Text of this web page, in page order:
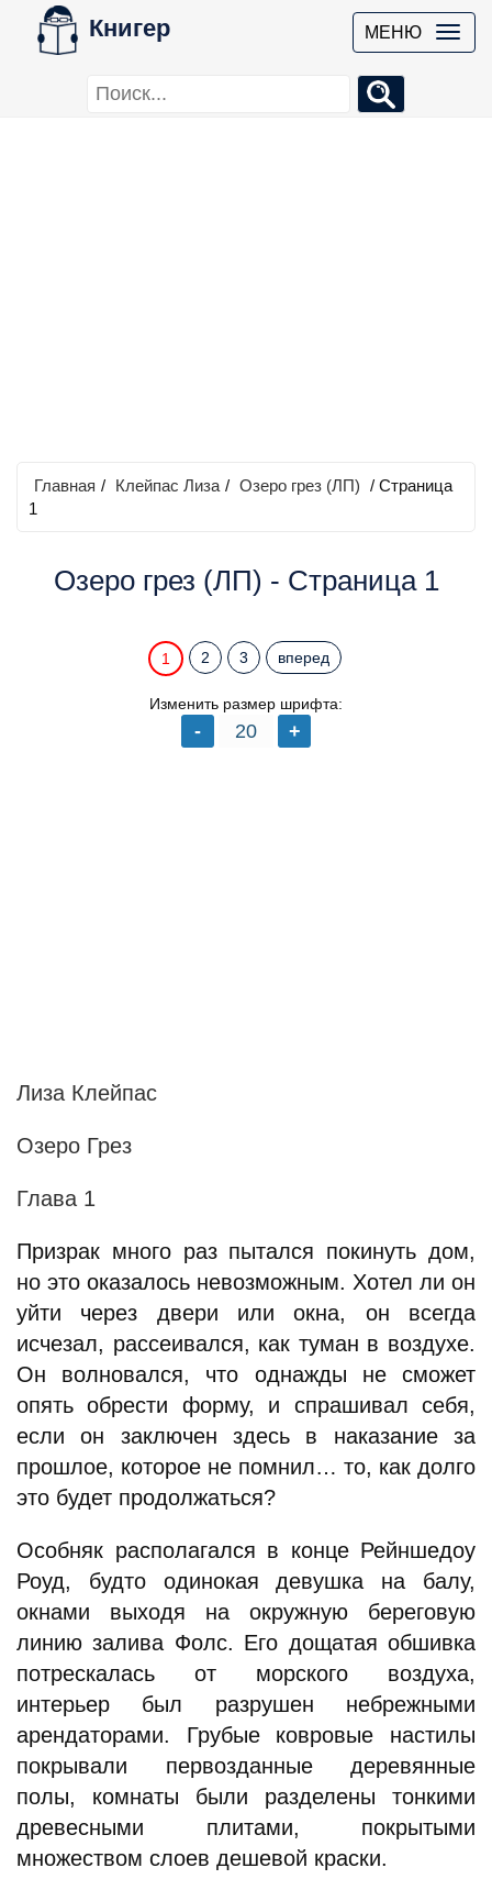
Книгер МЕНЮ
Главная / Клейпас Лиза / Озеро грез (ЛП) / Страница
1
Озеро грез (ЛП) - Страница 1
1 2 3 вперед
Изменить размер шрифта:
Лиза Клейпас
Озеро Грез
Глава 1
Призрак много раз пытался покинуть дом,
но это оказалось невозможным. Хотел ли он
уйти через двери или окна, он всегда
исчезал, рассеивался, как туман в воздухе.
Он волновался, что однажды не сможет
опять обрести форму, и спрашивал себя,
если он заключен здесь в наказание за
прошлое, которое не помнил… то, как долго
это будет продолжаться?
Особняк располагался в конце Рейншедоу
Роуд, будто одинокая девушка на балу,
окнами выходя на окружную береговую
линию залива Фолс. Его дощатая обшивка
потрескалась от морского воздуха,
интерьер был разрушен небрежными
арендаторами. Грубые ковровые настилы
покрывали первозданные деревянные
полы, комнаты были разделены тонкими
древесными плитами, покрытыми
множеством слоев дешевой краски.